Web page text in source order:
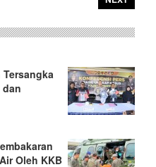
dan
Oleh KKB